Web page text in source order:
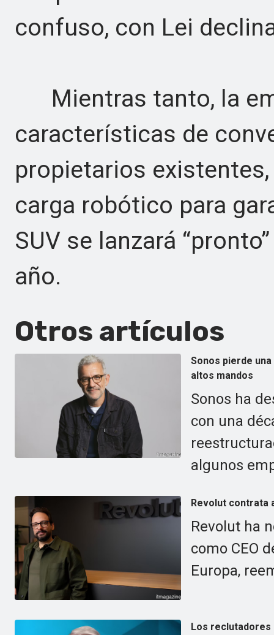
confuso, con Lei
Mientras tanto, la
características de
propietarios
carga robótico para
SUV se lanzará
año.
Otros artículos
Sonos pierde
altos mandos
Sonos ha
con una
algunos
Revolut contrata
Revolut ha
como CEO
Europa,
Los reclutadores